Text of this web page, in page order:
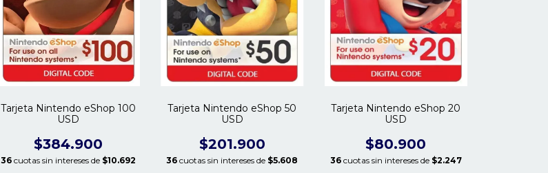
Tarjeta Nintendo eShop 100
USD
$384.900
36 cuotas sin intereses de $10.692
Tarjeta Nintendo eShop 50
USD
$201.900
36 cuotas sin intereses de $5.608
Tarjeta Nintendo eShop 20
USD
$80.900
36 cuotas sin intereses de $2.247